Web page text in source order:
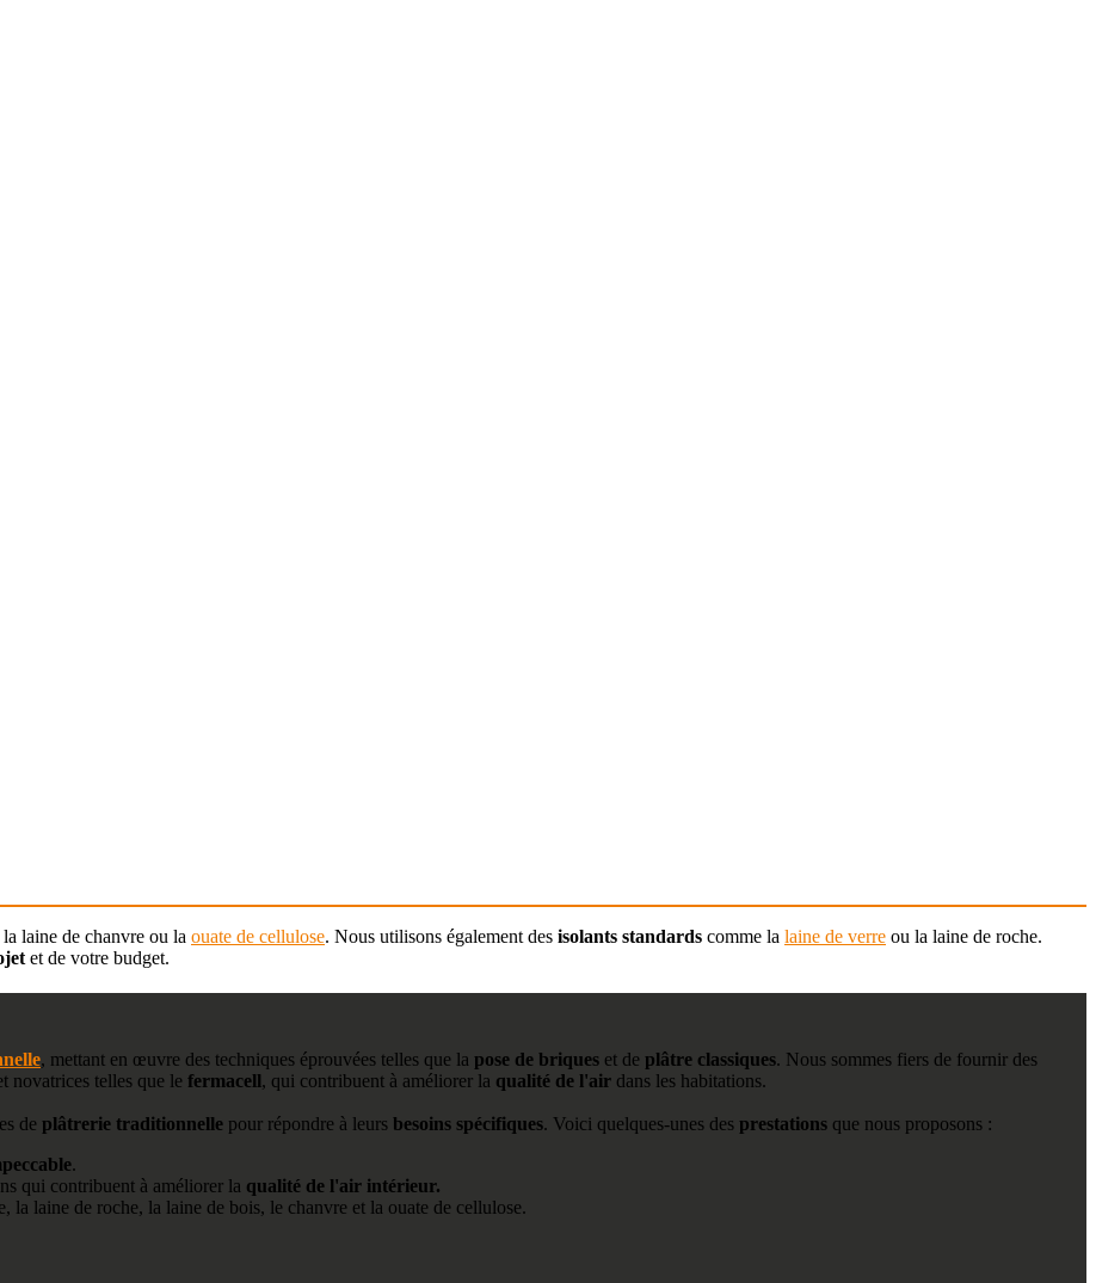
laine de chanvre ou la ouate de cellulose. Nous utilisons également des isolants standards comme la laine de verre ou la laine de roche.
et de votre budget.
, mettant en œuvre des techniques éprouvées telles que la pose de briques et de plâtre classiques. Nous sommes fiers de fournir des
novatrices telles que le fermacell, qui contribuent à améliorer la qualité de l'air dans les habitations.
de plâtrerie traditionnelle pour répondre à leurs besoins spécifiques. Voici quelques-unes des prestations que nous proposons :
.
qui contribuent à améliorer la qualité de l'air intérieur.
la laine de roche, la laine de bois, le chanvre et la ouate de cellulose.